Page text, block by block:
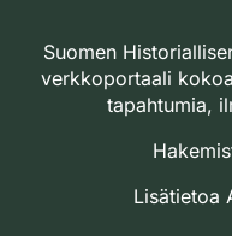
Suomen
verkkoportaali
tapahtumia,
Lisätietoa